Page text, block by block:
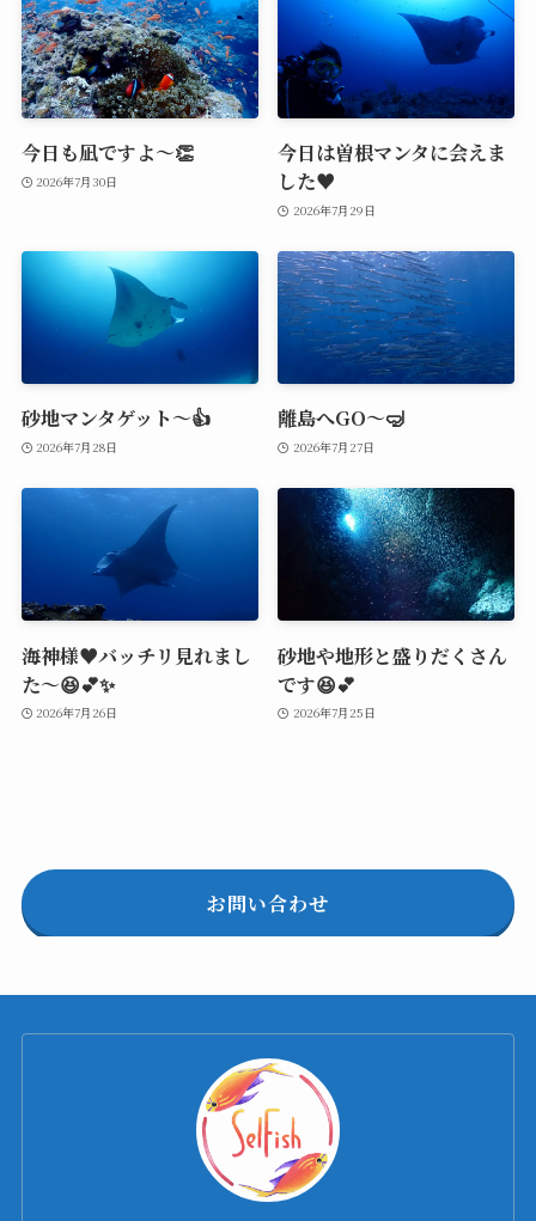
今日も凪ですよ～👏
2026年7月30日
今日は曽根マンタに会えま
した♥️
2026年7月29日
砂地マンタゲット～👍
2026年7月28日
離島へGO～🤿
2026年7月27日
海神様♥️バッチリ見れまし
た～😆💕✨
2026年7月26日
砂地や地形と盛りだくさん
です😆💕
2026年7月25日
お問い合わせ